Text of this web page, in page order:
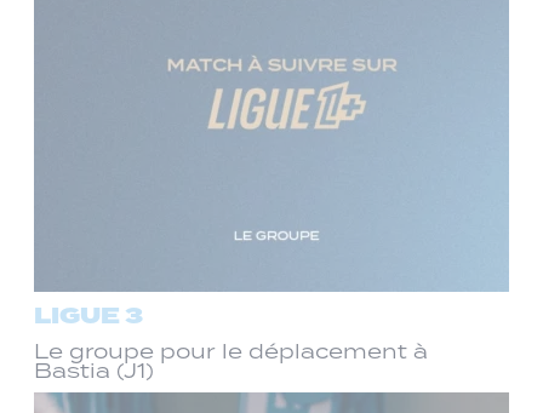
LIGUE 3
Le groupe pour le déplacement à
Bastia (J1)